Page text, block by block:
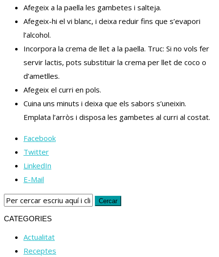
Afegeix a la paella les gambetes i salteja.
Afegeix-hi el vi blanc, i deixa reduir fins que s’evapori
l’alcohol.
Incorpora la crema de llet a la paella. Truc: Si no vols fer
servir lactis, pots substituir la crema per llet de coco o
d’ametlles.
Afegeix el curri en pols.
Cuina uns minuts i deixa que els sabors s’uneixin.
Emplata l’arròs i disposa les gambetes al curri al costat.
Facebook
Twitter
LinkedIn
E-Mail
CATEGORIES
Actualitat
Receptes